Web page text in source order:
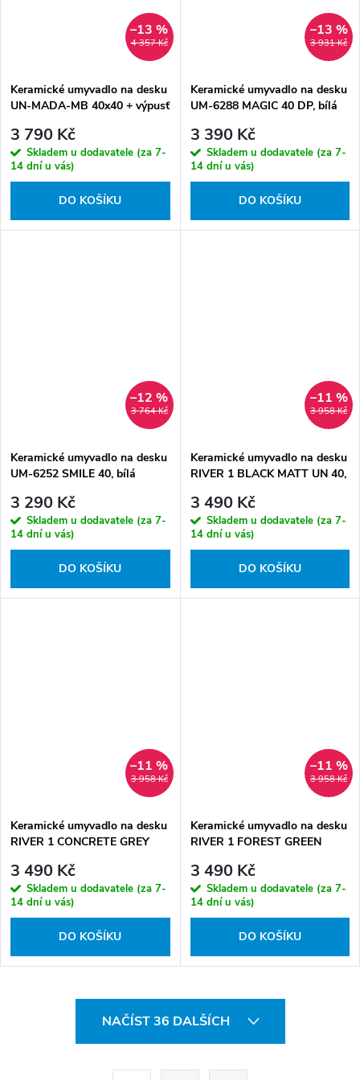
4 357 Kč
–13 %
Keramické umyvadlo na desku
UN-MADA-MB 40x40 + výpusť
3 790 Kč
Skladem u dodavatele (za 7-
14 dní u vás)
DO KOŠÍKU
3 931 Kč
–13 %
Keramické umyvadlo na desku
UM-6288 MAGIC 40 DP, bílá
3 390 Kč
Skladem u dodavatele (za 7-
14 dní u vás)
DO KOŠÍKU
3 764 Kč
–12 %
Keramické umyvadlo na desku
UM-6252 SMILE 40, bílá
3 290 Kč
Skladem u dodavatele (za 7-
14 dní u vás)
DO KOŠÍKU
3 958 Kč
–11 %
Keramické umyvadlo na desku
RIVER 1 BLACK MATT UN 40,
3 490 Kč
Skladem u dodavatele (za 7-
14 dní u vás)
DO KOŠÍKU
3 958 Kč
–11 %
Keramické umyvadlo na desku
RIVER 1 CONCRETE GREY
3 490 Kč
Skladem u dodavatele (za 7-
14 dní u vás)
DO KOŠÍKU
3 958 Kč
–11 %
Keramické umyvadlo na desku
RIVER 1 FOREST GREEN
3 490 Kč
Skladem u dodavatele (za 7-
14 dní u vás)
DO KOŠÍKU
NAČÍST 36 DALŠÍCH